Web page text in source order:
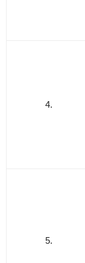
4.
5.